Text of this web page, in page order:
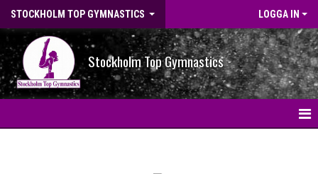
STOCKHOLM TOP GYMNASTICS LOGGA IN
Stockholm Top Gymnastics